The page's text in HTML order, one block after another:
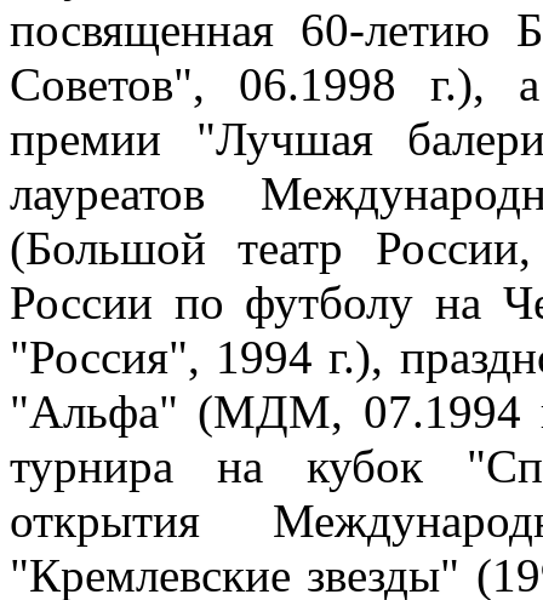
посвященная 60-летию
Советов", 06.1998 г.),
премии "Лучшая
лауреатов
(Большой театр
России по футболу на
"Россия", 1994 г.),
"Альфа" (МДМ, 07.1994
турнира на кубок
открытия
"Кремлевские звезды"